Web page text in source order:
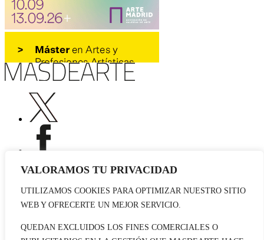
VALORAMOS TU PRIVACIDAD
UTILIZAMOS COOKIES PARA OPTIMIZAR NUESTRO SITIO
WEB Y OFRECERTE UN MEJOR SERVICIO.
QUEDAN EXCLUIDOS LOS FINES COMERCIALES O
Publicidad
Contacto